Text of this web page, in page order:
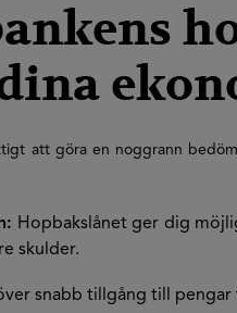
att göra en noggrann
Hopbakslånet ger dig
skulder.
snabb tillgång till